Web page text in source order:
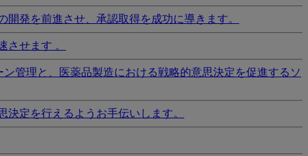
発を前進させ、承認取得を成功に導きます。
せます 。
管理と、医薬品製造における戦略的意思決定を促進するソ
定を行えるようお手伝いします。